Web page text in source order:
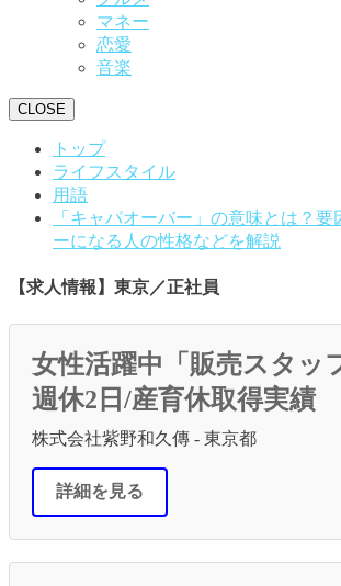
マネー
恋愛
音楽
CLOSE
トップ
ライフスタイル
用語
「キャパオーバー」の意味とは？
ーになる人の性格などを解説
【求人情報】東京／正社員
女性活躍中「販売スタッ
週休2日/産育休取得実績
株式会社紫野和久傳 - 東京都
詳細を見る